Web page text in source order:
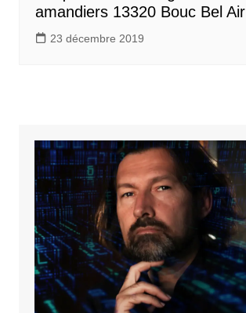
amandiers 13320 Bouc Bel Air
23 décembre 2019